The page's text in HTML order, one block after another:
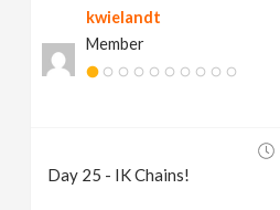
kwielandt
Member
Day 25 - IK Chains!